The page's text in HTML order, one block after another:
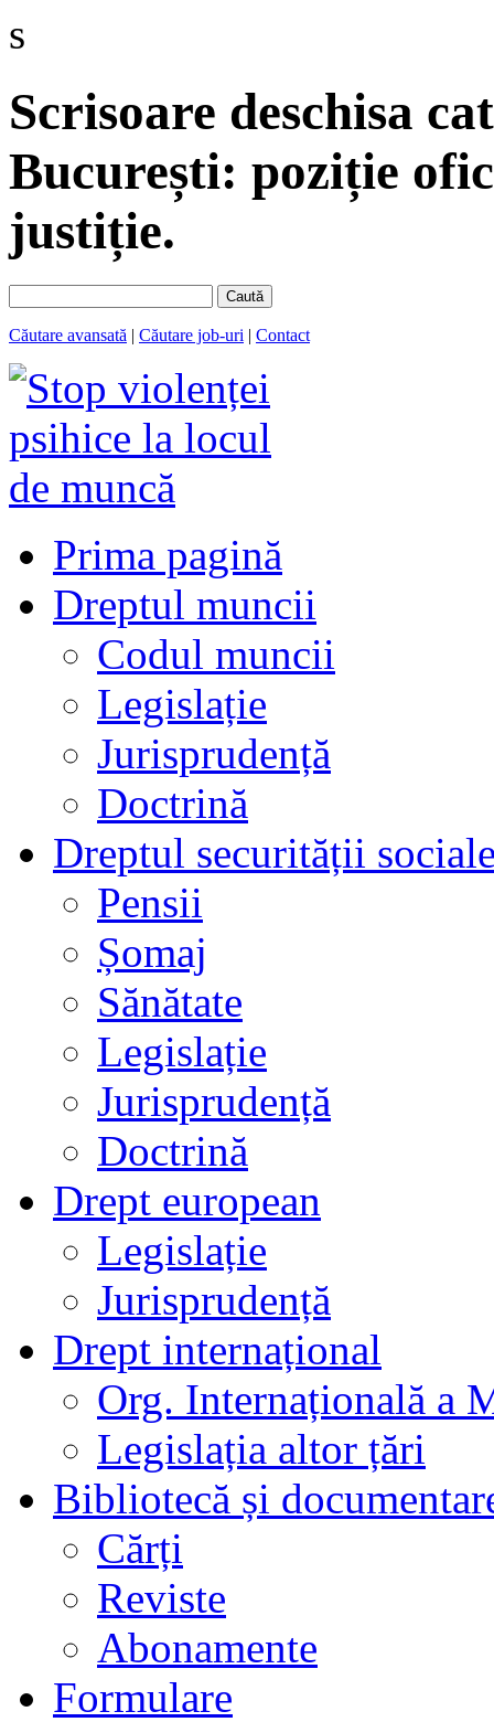
s
Scrisoare deschisa
București: poziție
justiție.
Caută
Căutare avansată | Căutare job-uri | Contact
Prima pagină
Dreptul muncii
Codul muncii
Legislație
Jurisprudență
Doctrină
Dreptul securității
Pensii
Șomaj
Sănătate
Legislație
Jurisprudență
Doctrină
Drept european
Legislație
Jurisprudență
Drept internațional
Org. Internațională a
Legislația altor țări
Bibliotecă și
Cărți
Reviste
Abonamente
Formulare